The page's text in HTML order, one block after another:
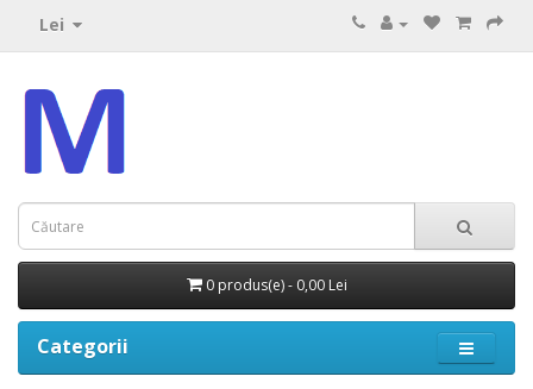
Lei
0 produs(e) - 0,00 Lei
Categorii